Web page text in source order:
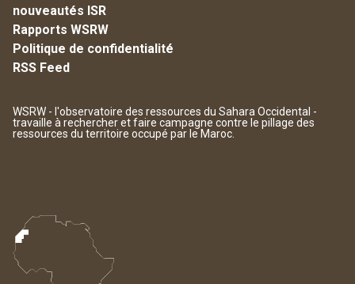
nouveautés ISR
Rapports WSRW
Politique de confidentialité
RSS Feed
WSRW - l'observatoire des ressources du Sahara Occidental -
travaille à rechercher et faire campagne contre le pillage des
ressources du territoire occupé par le Maroc.